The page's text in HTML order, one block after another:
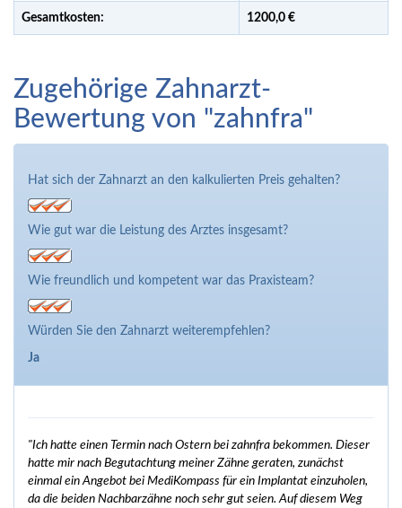
Gesamtkosten: 1200,0 €
Zugehörige Zahnarzt-
Bewertung von "zahnfra"
Hat sich der Zahnarzt an den kalkulierten Preis gehalten?
Wie gut war die Leistung des Arztes insgesamt?
Wie freundlich und kompetent war das Praxisteam?
Würden Sie den Zahnarzt weiterempfehlen?
Ja
"Ich hatte einen Termin nach Ostern bei zahnfra bekommen. Dieser
hatte mir nach Begutachtung meiner Zähne geraten, zunächst
einmal ein Angebot bei MediKompass für ein Implantat einzuholen,
da die beiden Nachbarzähne noch sehr gut seien. Auf diesem Weg